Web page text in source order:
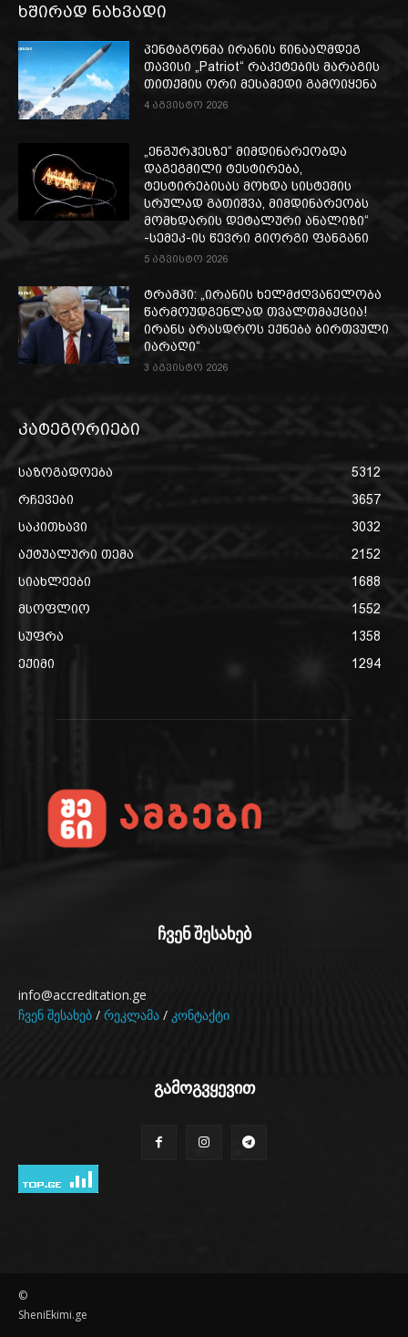
ხშირად ნახვადი
პენტაგონმა ირანის წინააღმდეგ
თავისი „Patriot“ რაკეტების მარაგის
თითქმის ორი მესამედი გამოიყენა
4 აგვისტო 2026
„ენგურჰესზე“ მიმდინარეობდა
დაგეგმილი ტესტირება,
ტესტირებისას მოხდა სისტემის
სრულად გათიშვა, მიმდინარეობს
მომხდარის დეტალური ანალიზი“
-სემეკ-ის წევრი გიორგი ფანგანი
5 აგვისტო 2026
ტრამპი: „ირანის ხელმძღვანელობა
წარმოუდგენლად თვალთმაქცია!
ირანს არასდროს ექნება ბირთვული
იარაღი“
3 აგვისტო 2026
კატეგორიები
საზოგადოება
5312
რჩევები
3657
საკითხავი
3032
აქტუალური თემა
2152
სიახლეები
1688
მსოფლიო
1552
სუფრა
1358
ექიმი
1294
ჩვენ შესახებ
info@accreditation.ge
ჩვენ შესახებ / რეკლამა / კონტაქტი
გამოგვყევით
©
SheniEkimi.ge